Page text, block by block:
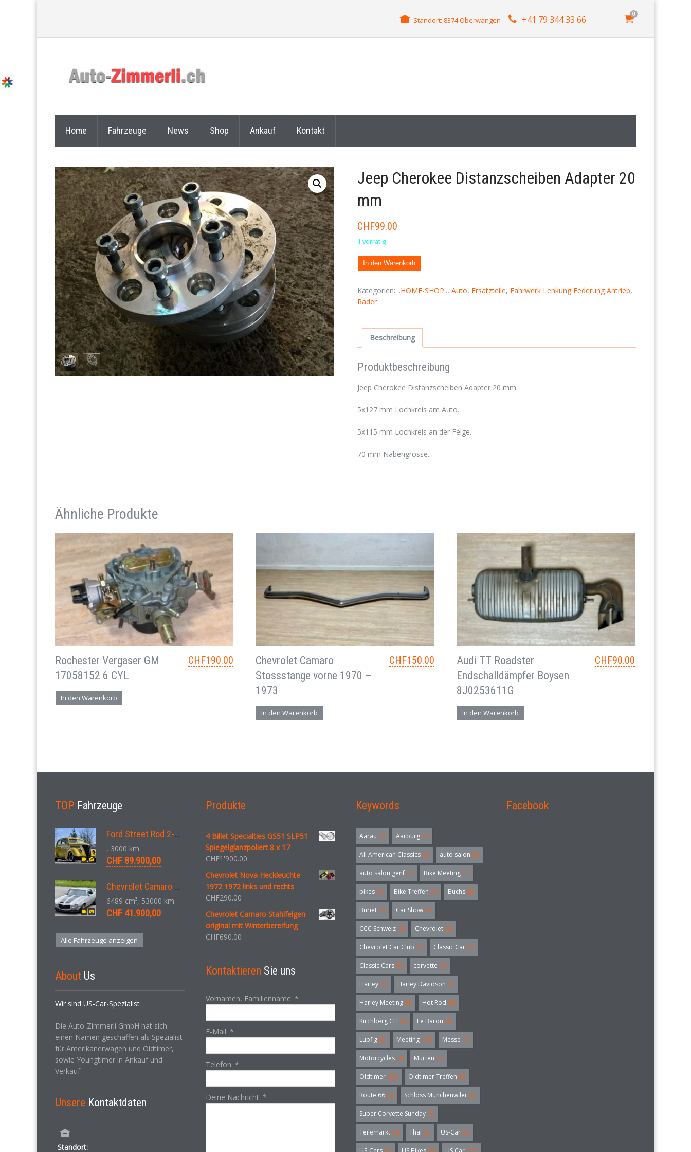
Standort: 8374 Oberwangen +41 79 344 33 66 0
Home Fahrzeuge News Shop Ankauf Kontakt
Jeep Cherokee Distanzscheiben Adapter 20
mm
CHF99.00
1 vorrätig
In den Warenkorb
Kategorien: ..HOME-SHOP.., Auto, Ersatzteile, Fahrwerk Lenkung Federung Antrieb,
Räder
Beschreibung
Produktbeschreibung
Jeep Cherokee Distanzscheiben Adapter 20 mm
5x127 mm Lochkreis am Auto.
5x115 mm Lochkreis an der Felge.
70 mm Nabengrösse.
Ähnliche Produkte
CHF190.00
Rochester Vergaser GM
17058152 6 CYL
In den Warenkorb
CHF150.00
Chevrolet Camaro
Stossstange vorne 1970 –
1973
In den Warenkorb
CHF90.00
Audi TT Roadster
Endschalldämpfer Boysen
8J0253611G
In den Warenkorb
TOP Fahrzeuge
Ford Street Rod 2-Door V8 Aut. 1937
, 3000 km
CHF 89.900,00
Chevrolet Camaro SS 396 LS3 Coupe Aut. 1971
6489 cm³, 53000 km
CHF 41.900,00
Alle Fahrzeuge anzeigen
About Us
Wir sind US-Car-Spezialist
Die Auto-Zimmerli GmbH hat sich
einen Namen geschaffen als Spezialist
für Amerikanerwagen und Oldtimer,
sowie Youngtimer in Ankauf und
Verkauf
Unsere Kontaktdaten
Standort:
Produkte
4 Billet Specialties GS51 SLP51
Spiegelglanzpoliert 8 x 17
CHF1'900.00
Chevrolet Nova Heckleuchte
1972 1972 links und rechts
CHF290.00
Chevrolet Camaro Stahlfelgen
original mit Winterbereifung
CHF690.00
Kontaktieren Sie uns
Vornamen, Familienname: *
E-Mail: *
Telefon: *
Deine Nachricht: *
Keywords
Aarau (3) Aarburg (3)
All American Classics (3) auto salon (3)
auto salon genf (3) Bike Meeting (4)
bikes (5) Bike Treffen (5) Buchs (4)
Buriet (3) Car Show (3)
CCC Schweiz (3) Chevrolet (3)
Chevrolet Car Club (3) Classic Car (3)
Classic Cars (3) corvette (6)
Harley (7) Harley Davidson (3)
Harley Meeting (5) Hot Rod (4)
Kirchberg CH (4) Le Baron (4)
Lupfig (3) Meeting (18) Messe (5)
Motorcycles (4) Murten (3)
Oldtimer (32) Oldtimer Treffen (5)
Route 66 (3) Schloss Münchenwiler (3)
Super Corvette Sunday (5)
Teilemarkt (4) Thal (3) US-Car (6)
Facebook